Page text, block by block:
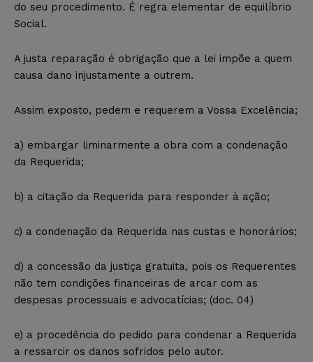
do seu procedimento. É regra elementar de equilíbrio
Social.
A justa reparação é obrigação que a lei impõe a quem
causa dano injustamente a outrem.
Assim exposto, pedem e requerem a Vossa Excelência;
a) embargar liminarmente a obra com a condenação
da Requerida;
b) a citação da Requerida para responder à ação;
c) a condenação da Requerida nas custas e honorários;
d) a concessão da justiça gratuita, pois os Requerentes
não tem condições financeiras de arcar com as
despesas processuais e advocatícias; (doc. 04)
e) a procedência do pedido para condenar a Requerida
a ressarcir os danos sofridos pelo autor.